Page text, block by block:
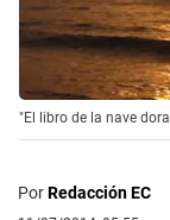
"El libro de la nave
PorRedacción EC